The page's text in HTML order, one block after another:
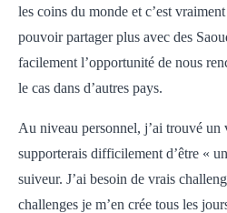
les coins du monde et c’est
pouvoir partager plus avec des
facilement l’opportunité de nous
le cas dans d’autres pays.
Au niveau personnel, j’ai trouvé un
supporterais difficilement d’être «
suiveur. J’ai besoin de vrais
challenges je m’en crée tous les